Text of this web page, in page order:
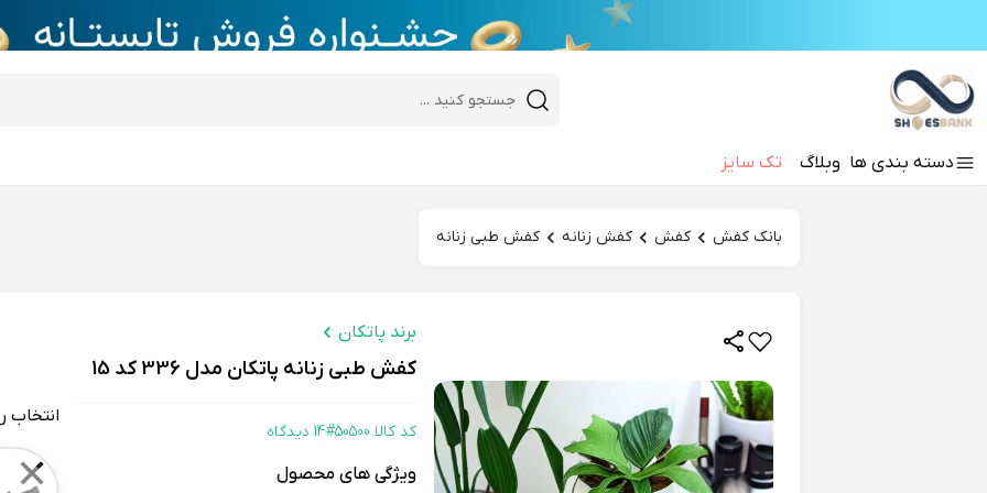
desktop header search
دسته‌ بندی‌ ها وبلاگ تک سایزHi there!
بانک کفش کفش کفش زنانه کفش طبی زنانه
برند پاتکان
کفش طبی زنانه پاتکان مدل 336 کد 15
کد کالا 50500# 14 دیدگاه
ویژگی های محصول
انتخاب
Color
✕